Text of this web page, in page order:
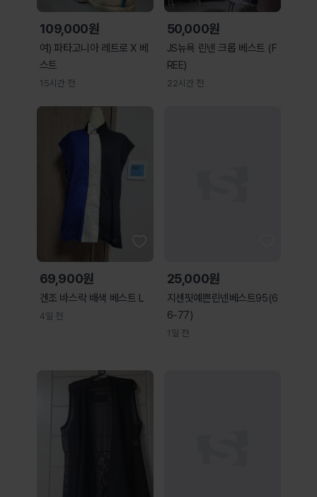
109,000원
여) 파타고니아 레트로 X 베
스트
15시간 전
50,000원
JS뉴욕 린넨 크롭 베스트 (F
REE)
22시간 전
69,900원
겐조 바스락 배색 베스트 L
4일 전
25,000원
지센핏예쁜린넨베스트95(6
6-77)
1일 전